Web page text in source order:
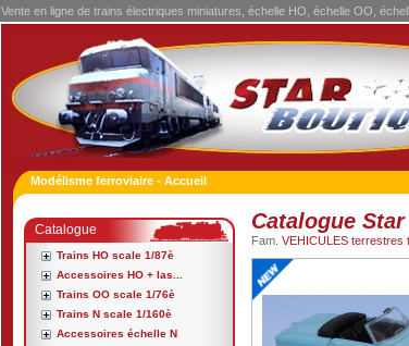
Vente en ligne de trains électriques miniatures, échelle HO, échelle OO,
Modélisme ferroviaire - Accueil
Catalogue
Trains HO scale 1/87è
Accessoires HO + las...
Trains OO scale 1/76è
Trains N scale 1/160è
Accessoires échelle N
Catalogue
Fam. VEHICULES terrestres